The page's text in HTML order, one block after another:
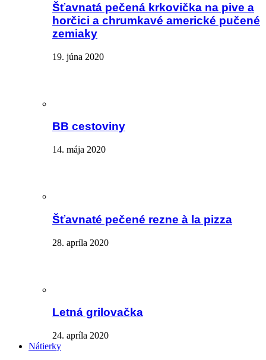
Šťavnatá pečená krkovička na pive a
horčici a chrumkavé americké pučené
zemiaky
19. júna 2020
BB cestoviny
14. mája 2020
Šťavnaté pečené rezne à la pizza
28. apríla 2020
Letná grilovačka
24. apríla 2020
Nátierky